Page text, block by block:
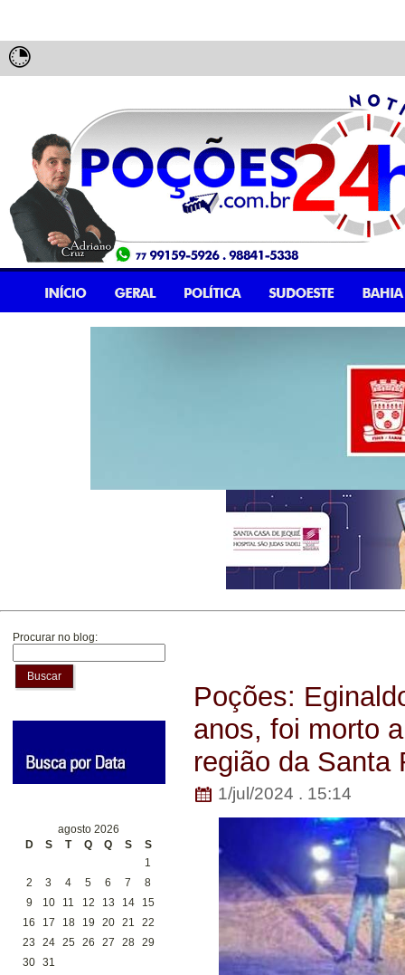
Procurar no blog:
Buscar
agosto 2026
D
S T Q Q S
S
1
2
3 4 5 6 7
8
9
10 11 12 13 14
15
16
17 18 19 20 21
22
23
24 25 26 27 28 29
30 31
Poções:
anos, foi morto
região da Santa
1/jul/2024 . 15:14